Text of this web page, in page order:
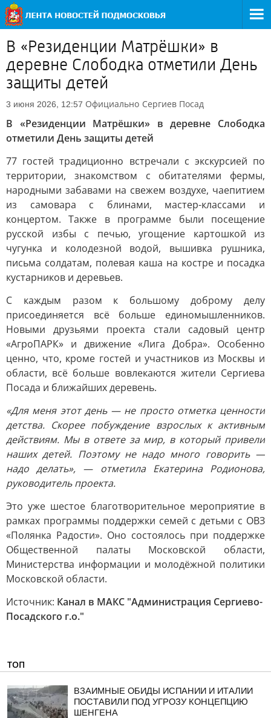
В «Резиденции Матрёшки» в
деревне Слободка отметили День
защиты детей
3 июня 2026, 12:57 Официально Сергиев Посад
В «Резиденции Матрёшки» в деревне Слободка
отметили День защиты детей
77 гостей традиционно встречали с экскурсией по
территории, знакомством с обитателями фермы,
народными забавами на свежем воздухе, чаепитием
из самовара с блинами, мастер-классами и
концертом. Также в программе были посещение
русской избы с печью, угощение картошкой из
чугунка и колодезной водой, вышивка рушника,
письма солдатам, полевая каша на костре и посадка
кустарников и деревьев.
С каждым разом к большому доброму делу
присоединяется всё больше единомышленников.
Новыми друзьями проекта стали садовый центр
«АгроПАРК» и движение «Лига Добра». Особенно
ценно, что, кроме гостей и участников из Москвы и
области, всё больше вовлекаются жители Сергиева
Посада и ближайших деревень.
«Для меня этот день — не просто отметка ценности
детства. Скорее побуждение взрослых к активным
действиям. Мы в ответе за мир, в который привели
наших детей. Поэтому не надо много говорить —
надо делать», — отметила Екатерина Родионова,
руководитель проекта.
Это уже шестое благотворительное мероприятие в
рамках программы поддержки семей с детьми с ОВЗ
«Полянка Радости». Оно состоялось при поддержке
Общественной палаты Московской области,
Министерства информации и молодёжной политики
Московской области.
Источник: Канал в МАКС "Администрация Сергиево-
Посадского г.о."
ТОП
ВЗАИМНЫЕ ОБИДЫ ИСПАНИИ И ИТАЛИИ
ПОСТАВИЛИ ПОД УГРОЗУ КОНЦЕПЦИЮ
ШЕНГЕНА